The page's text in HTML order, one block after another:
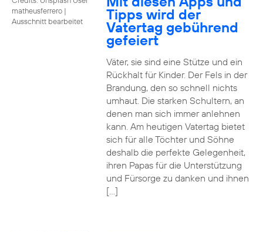
matheusferrero |
Ausschnitt bearbeitet
Tipps wird der
Vatertag gebührend
gefeiert
Väter, sie sind eine Stütze und ein
Rückhalt für Kinder. Der Fels in der
Brandung, den so schnell nichts
umhaut. Die starken Schultern, an
denen man sich immer anlehnen
kann. Am heutigen Vatertag bietet
sich für alle Töchter und Söhne
deshalb die perfekte Gelegenheit,
ihren Papas für die Unterstützung
und Fürsorge zu danken und ihnen
[…]